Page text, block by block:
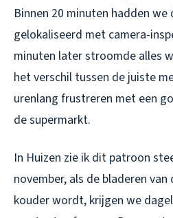
Binnen 20 minuten hadden
gelokaliseerd met camera-
minuten later stroomde alles
het verschil tussen de juiste
urenlang frustreren met een
de supermarkt.
In Huizen zie ik dit patroon
november, als de bladeren
kouder wordt, krijgen we